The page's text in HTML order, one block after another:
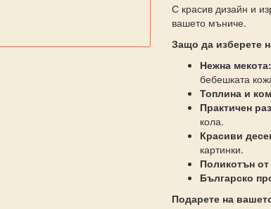
С красив дизайн и
вашето мъниче.
Защо да изберете
Нежна мекота:
бебешката
Топлина и
Практичен
кола.
Красиви
картинки.
Поликотън от
Българско
Подарете на